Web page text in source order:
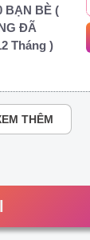
BẠN BÈ (
ĐÃ
Tháng )
THÊM